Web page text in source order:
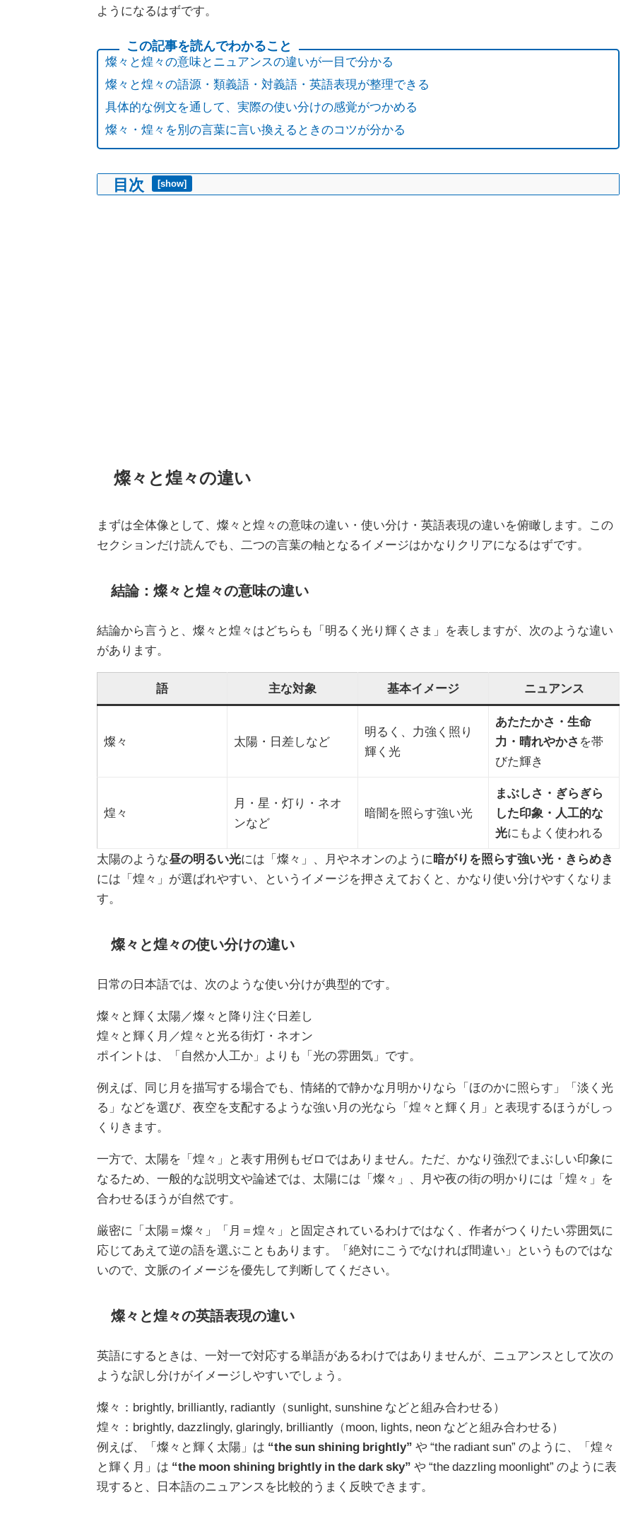
ようになるはずです。
燦々と煌々の意味とニュアンスの違いが一目で分かる
燦々と煌々の語源・類義語・対義語・英語表現が整理できる
具体的な例文を通して、実際の使い分けの感覚がつかめる
燦々・煌々を別の言葉に言い換えるときのコツが分かる
目次 [show]
燦々と煌々の違い
まずは全体像として、燦々と煌々の意味の違い・使い分け・英語表現の違いを俯瞰します。この
セクションだけ読んでも、二つの言葉の軸となるイメージはかなりクリアになるはずです。
結論：燦々と煌々の意味の違い
結論から言うと、燦々と煌々はどちらも「明るく光り輝くさま」を表しますが、次のような違い
があります。
語 主な対象 基本イメージ ニュアンス
燦々 太陽・日差しなど
明るく、力強く照り
輝く光
あたたかさ・生命
力・晴れやかさ を帯
びた輝き
煌々
月・星・灯り・ネオ
ンなど
暗闇を照らす強い光
まぶしさ・ぎらぎら
した印象・人工的な
光にもよく使われる
太陽のような昼の明るい光には「燦々」、月やネオンのように 暗がりを照らす強い光・きらめき
には「煌々」が選ばれやすい、というイメージを押さえておくと、かなり使い分けやすくなりま
す。
燦々と煌々の使い分けの違い
日常の日本語では、次のような使い分けが典型的です。
燦々と輝く太陽／燦々と降り注ぐ日差し
煌々と輝く月／煌々と光る街灯・ネオン
ポイントは、「自然か人工か」よりも「光の雰囲気」です。
例えば、同じ月を描写する場合でも、情緒的で静かな月明かりなら「ほのかに照らす」「淡く光
る」などを選び、夜空を支配するような強い月の光なら「煌々と輝く月」と表現するほうがしっ
くりきます。
一方で、太陽を「煌々」と表す用例もゼロではありません。ただ、かなり強烈でまぶしい印象に
なるため、一般的な説明文や論述では、太陽には「燦々」、月や夜の街の明かりには「煌々」を
合わせるほうが自然です。
厳密に「太陽＝燦々」「月＝煌々」と固定されているわけではなく、作者がつくりたい雰囲気に
応じてあえて逆の語を選ぶこともあります。「絶対にこうでなければ間違い」というものではな
いので、文脈のイメージを優先して判断してください。
燦々と煌々の英語表現の違い
英語にするときは、一対一で対応する単語があるわけではありませんが、ニュアンスとして次の
ような訳し分けがイメージしやすいでしょう。
燦々：brightly, brilliantly, radiantly（sunlight, sunshine などと組み合わせる）
煌々：brightly, dazzlingly, glaringly, brilliantly（moon, lights, neon などと組み合わせる）
例えば、「燦々と輝く太陽」は “the sun shining brightly” や “the radiant sun” のように、「煌々
と輝く月」は “the moon shining brightly in the dark sky” や “the dazzling moonlight” のように表
現すると、日本語のニュアンスを比較的うまく反映できます。